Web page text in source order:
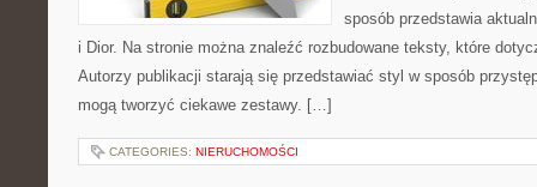
sposób przedstawia
i Dior. Na stronie można znaleźć rozbudowane teksty, które
Autorzy publikacji starają się przedstawiać styl w sposób
mogą tworzyć ciekawe zestawy. […]
CATEGORIES: NIERUCHOMOŚCI